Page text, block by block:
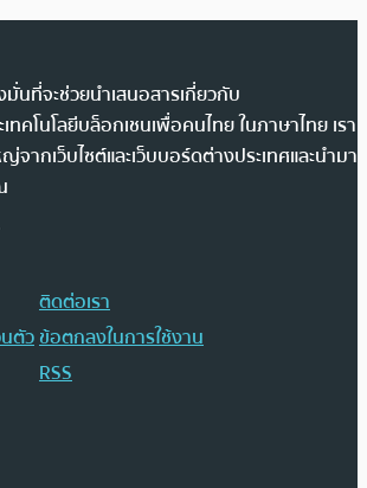
นที่จะช่วยนำเสนอสารเกี่ยวกับ
ทคโนโลยีบล็อกเชนเพื่อคนไทย ในภาษาไทย เรา
ากเว็บไซต์และเว็บบอร์ดต่างประเทศและนำมา
ติดต่อเรา
ตัวข้อตกลงในการใช้งาน
RSS